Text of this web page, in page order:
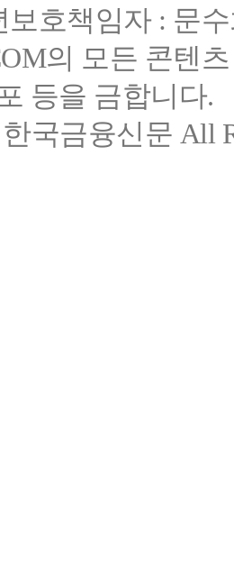
보호책임자 : 문
의 모든 콘텐
등을 금합니다.
국금융신문 All